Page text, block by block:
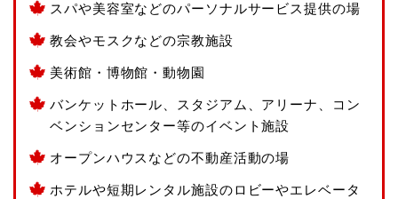
スパや美容室などのパーソナルサービス提供の場
教会やモスクなどの宗教施設
美術館・博物館・動物園
バンケットホール、スタジアム、アリーナ、コン
ベンションセンター等のイベント施設
オープンハウスなどの不動産活動の場
ホテルや短期レンタル施設のロビーやエレベータ